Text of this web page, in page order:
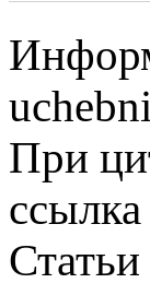
При
ссылка